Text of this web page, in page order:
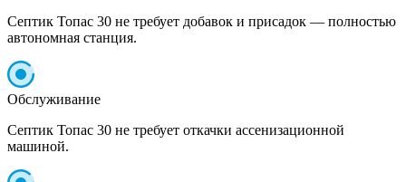
Септик Топас 30 не требует добавок и присадок — полностью
автономная станция.
Обслуживание
Септик Топас 30 не требует откачки ассенизационной
машиной.